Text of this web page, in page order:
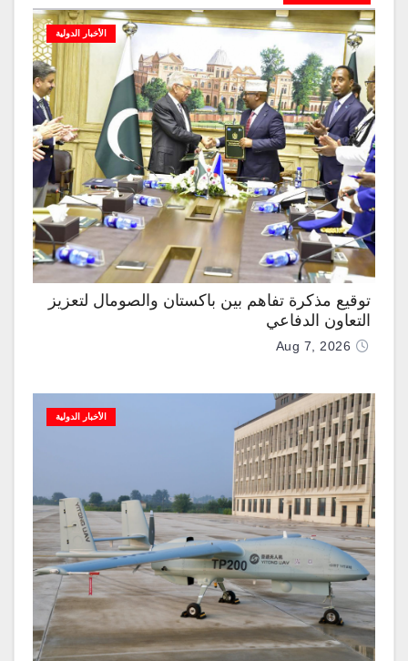
الأخبار الدولية
توقيع مذكرة تفاهم بين باكستان والصومال لتعزيز
التعاون الدفاعي
Aug 7, 2026
الأخبار الدولية